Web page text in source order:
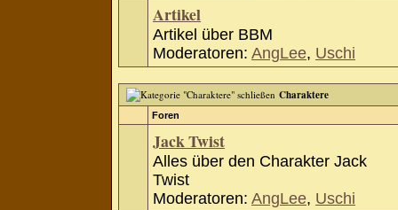
Artikel
Artikel über BBM
Moderatoren: AngLee, Uschi
Charaktere
Foren
Jack Twist
Alles über den Charakter Jack
Twist
Moderatoren: AngLee, Uschi